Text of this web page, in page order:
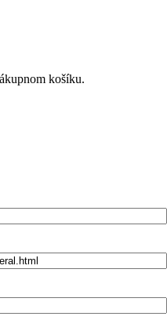
košíku.